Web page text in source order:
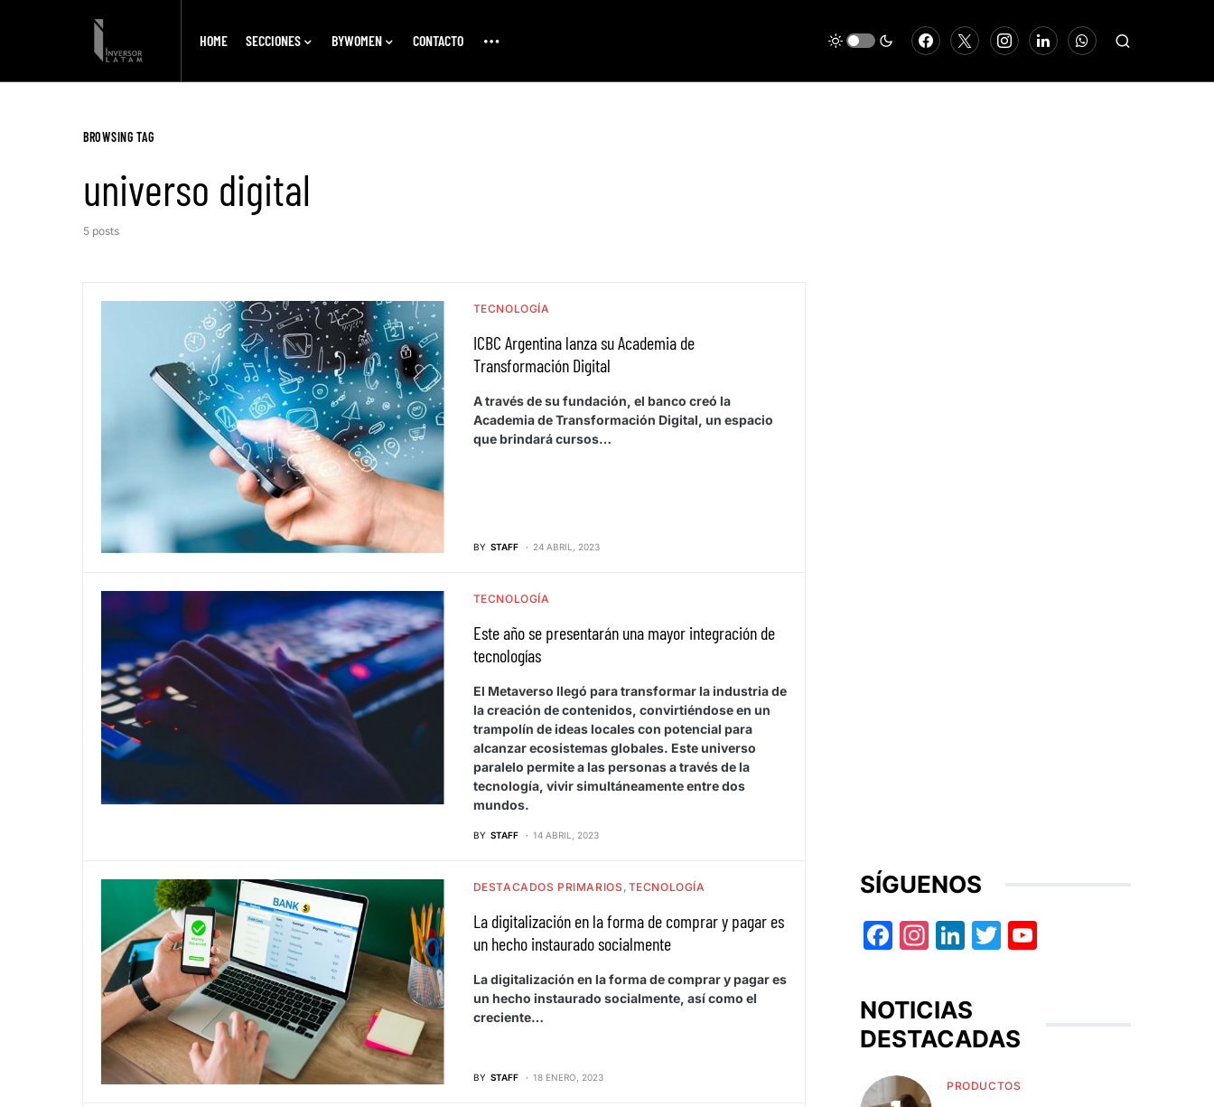
HOME SECCIONES BYWOMEN CONTACTO
BROWSING TAG
universo digital
5 posts
TECNOLOGÍA
ICBC Argentina lanza su Academia de
Transformación Digital
A través de su fundación, el banco creó la
Academia de Transformación Digital, un espacio
que brindará cursos…
BY STAFF 24 ABRIL, 2023
TECNOLOGÍA
Este año se presentarán una mayor integración de
tecnologías
El Metaverso llegó para transformar la industria de
la creación de contenidos, convirtiéndose en un
trampolín de ideas locales con potencial para
alcanzar ecosistemas globales. Este universo
paralelo permite a las personas a través de la
tecnología, vivir simultáneamente entre dos
mundos.
BY STAFF 14 ABRIL, 2023
DESTACADOS PRIMARIOS TECNOLOGÍA
La digitalización en la forma de comprar y pagar es
un hecho instaurado socialmente
La digitalización en la forma de comprar y pagar es
un hecho instaurado socialmente, así como el
creciente…
BY STAFF 18 ENERO, 2023
SÍGUENOS
Facebook
Instagram
LinkedIn
Twitter
NOTICIAS
DESTACADAS
PRODUCTOS